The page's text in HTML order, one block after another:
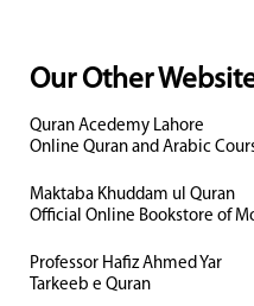
Our Other
Quran Acedemy Lahore
Online Quran and Arabic
Maktaba Khuddam ul Quran
Official Online Bookstore of
Professor Hafiz Ahmed Yar
Tarkeeb e Quran